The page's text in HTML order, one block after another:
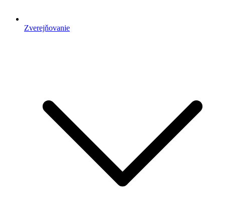
Zverejňovanie